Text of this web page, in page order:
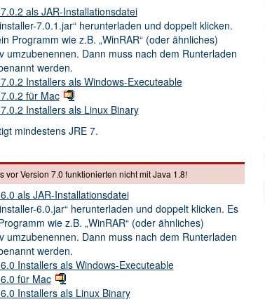
als JAR-Installationsdatei
7.0.1.jar“ herunterladen und doppelt klicken.
Programm wie z.B. „WinRAR“ (oder ähnliches)
umzubenennen. Dann muss nach dem Runterladen
werden.
Installers als Windows-Executeable
für Mac
Installers als Linux Binary
mindestens JRE 7.
vor Version 7.0 funktionierten nicht mit Java 1.8!
als JAR-Installationsdatei
6.0.jar“ herunterladen und doppelt klicken. Es
wie z.B. „WinRAR“ (oder ähnliches)
umzubenennen. Dann muss nach dem Runterladen
werden.
Installers als Windows-Executeable
für Mac
Installers als Linux Binary